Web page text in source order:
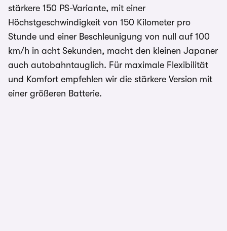
stärkere 150 PS-Variante, mit einer
Höchstgeschwindigkeit von 150 Kilometer pro
Stunde und einer Beschleunigung von null auf 100
km/h in acht Sekunden, macht den kleinen Japaner
auch autobahntauglich. Für maximale Flexibilität
und Komfort empfehlen wir die stärkere Version mit
einer größeren Batterie.